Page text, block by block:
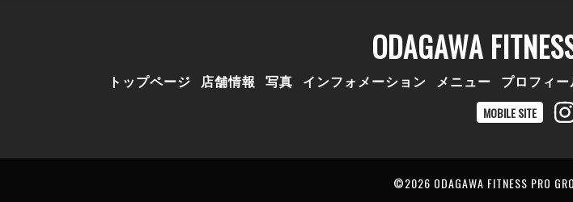
ODAGAWA
トップページ 店舗情報 写真 インフォメーション メニュー プロフィー
MOBILE SITE
©2026 ODAGAWA FITNESS PRO